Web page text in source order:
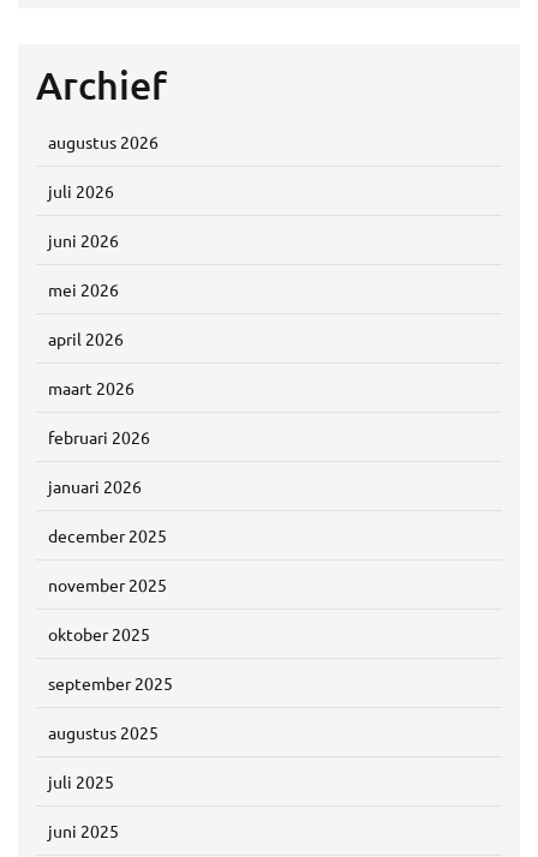
Archief
augustus 2026
juli 2026
juni 2026
mei 2026
april 2026
maart 2026
februari 2026
januari 2026
december 2025
november 2025
oktober 2025
september 2025
augustus 2025
juli 2025
juni 2025